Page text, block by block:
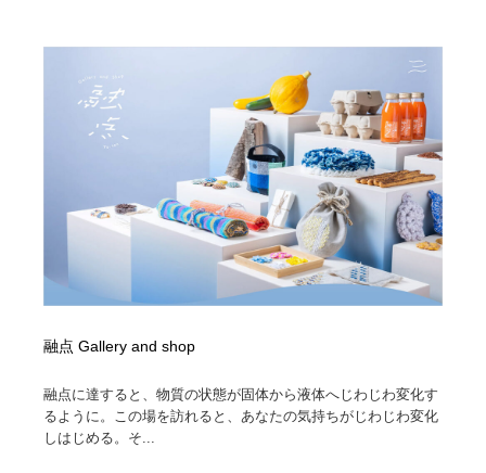
融点 Gallery and shop
融点に達すると、物質の状態が固体から液体へじわじわ変化す
るように。この場を訪れると、あなたの気持ちがじわじわ変化
しはじめる。そ...